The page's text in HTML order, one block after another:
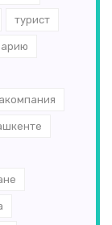
турист